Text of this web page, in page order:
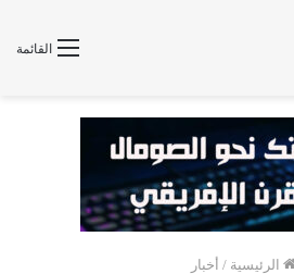
القائمة
الرئيسية / أخبار